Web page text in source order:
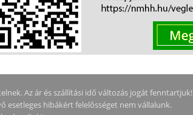
Az ár és szállítási idő változás jogát fenntartjuk!
esetleges hibákért felelősséget nem vállalunk.